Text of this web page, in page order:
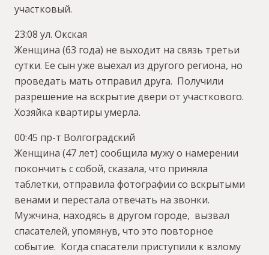
участковый.
23:08 ул. Окская
Женщина (63 года) не выходит на связь третьи
сутки. Ее сын уже выехал из другого региона, но
проведать мать отправил друга. Получили
разрешение на вскрытие двери от участкового.
Хозяйка квартиры умерла.
00:45 пр-т Волгоградский
Женщина (47 лет) сообщила мужу о намерении
покончить с собой, сказала, что приняла
таблетки, отправила фотографии со вскрытыми
венами и перестала отвечать на звонки.
Мужчина, находясь в другом городе, вызвал
спасателей, упомянув, что это повторное
событие. Когда спасатели приступили к взлому